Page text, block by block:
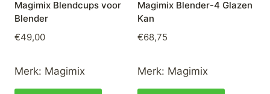
Magimix Blendcups voor
Blender
€49,00
Merk: Magimix
Magimix Blender-4 Glazen
Kan
€68,75
Merk: Magimix